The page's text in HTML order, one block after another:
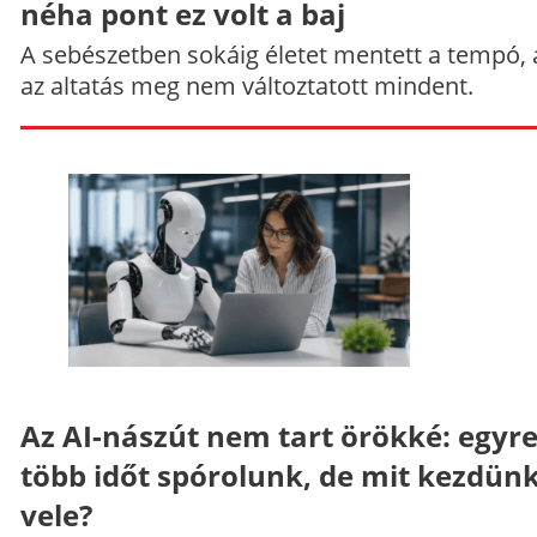
néha pont ez volt a baj
A sebészetben sokáig életet mentett a tempó,
az altatás meg nem változtatott mindent.
Az AI-nászút nem tart örökké: egyre
több időt spórolunk, de mit
vele?